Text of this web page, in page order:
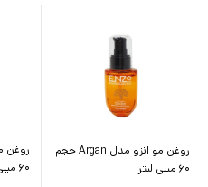
روغن مو انزو مدل Argan حجم
۶۰ میلی لیتر
۶۰ میلی لیتر